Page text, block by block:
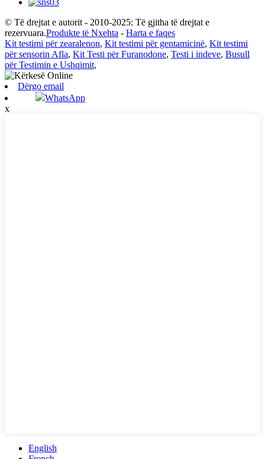
© Të drejtat e autorit - 2010-2025: Të gjitha të drejtat e
rezervuara.Produkte të Nxehta - Harta e faqes
Kit testimi për zearalenon, Kit testimi për gentamicinë, Kit testimi
për sensorin Afla, Kit Testi për Furanodone, Testi i indeve, Busull
për Testimin e Ushqimit,
Dërgo email
WhatsApp
x
English